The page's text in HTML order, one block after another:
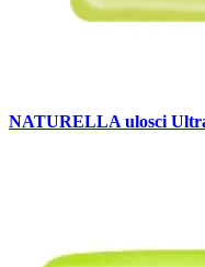
NATURELLA ulosci